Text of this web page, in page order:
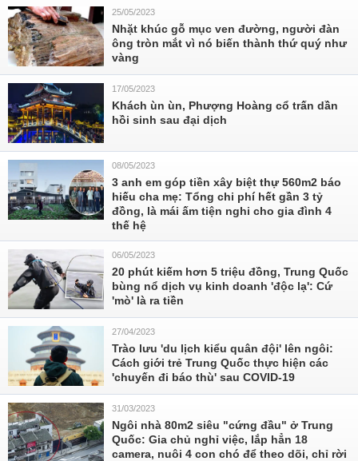
25/05/2023
Nhặt khúc gỗ mục ven đường, người đàn
ông tròn mắt vì nó biến thành thứ quý như
vàng
17/05/2023
Khách ùn ùn, Phượng Hoàng cổ trấn dần
hồi sinh sau đại dịch
08/05/2023
3 anh em góp tiền xây biệt thự 560m2 báo
hiếu cha mẹ: Tổng chi phí hết gần 3 tỷ
đồng, là mái ấm tiện nghi cho gia đình 4
thế hệ
06/05/2023
20 phút kiếm hơn 5 triệu đồng, Trung Quốc
bùng nổ dịch vụ kinh doanh 'độc lạ': Cứ
'mò' là ra tiền
27/04/2023
Trào lưu 'du lịch kiểu quân đội' lên ngôi:
Cách giới trẻ Trung Quốc thực hiện các
'chuyến đi báo thù' sau COVID-19
31/03/2023
Ngôi nhà 80m2 siêu "cứng đầu" ở Trung
Quốc: Gia chủ nghỉ việc, lắp hẳn 18
camera, nuôi 4 con chó để theo dõi, chỉ rời